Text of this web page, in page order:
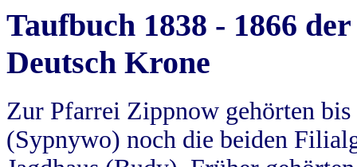
Taufbuch 1838 - 1866
Deutsch Krone
Zur Pfarrei Zippnow gehörten
(Sypnywo) noch die beiden